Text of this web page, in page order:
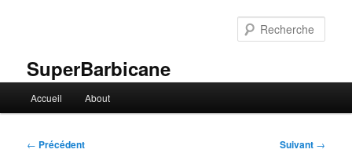
SuperBarbicane
principal
Accueil About
Navigation
← Précédent Suivant →